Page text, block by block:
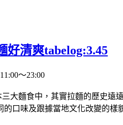
好清爽tabelog:3.45
～23:00
大麵食中，其實拉麵的歷史遠
口味及跟據當地文化改變的樣